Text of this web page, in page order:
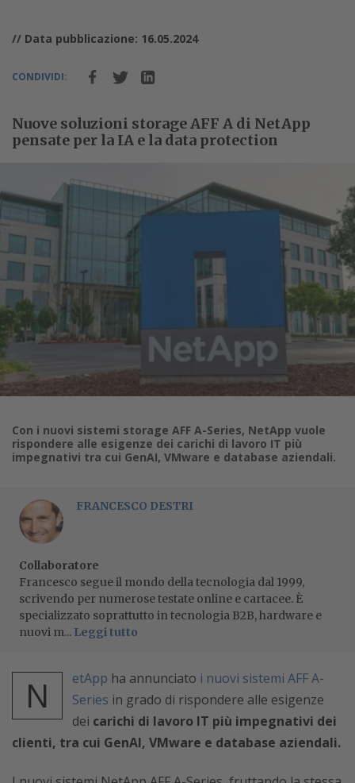
// Data pubblicazione: 16.05.2024
CONDIVIDI:
Nuove soluzioni storage AFF A di NetApp
pensate per la IA e la data protection
Con i nuovi sistemi storage AFF A-Series, NetApp vuole
rispondere alle esigenze dei carichi di lavoro IT più
impegnativi tra cui GenAI, VMware e database aziendali.
FRANCESCO DESTRI
Collaboratore
Francesco segue il mondo della tecnologia dal 1999,
scrivendo per numerose testate online e cartacee. È
specializzato soprattutto in tecnologia B2B, hardware e
nuovi m... Leggi tutto
N etApp ha annunciato i nuovi sistemi AFF A-
Series in grado di rispondere alle esigenze
dei carichi di lavoro IT più impegnativi dei
clienti, tra cui GenAI, VMware e database aziendali.